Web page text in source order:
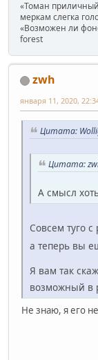
«Томан
меркам слегка
«Возможен ли
forest
zwh
января 11, 2020,
Цитата:
Цитата:
А смысл
Совсем туго
а теперь вы
Я вам так
возможный в
Не знаю, я его